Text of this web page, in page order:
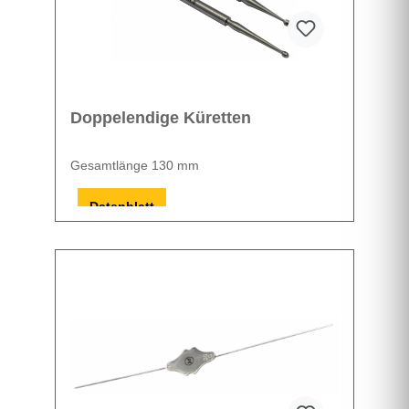
Doppelendige Küretten
Gesamtlänge 130 mm
Datenblatt